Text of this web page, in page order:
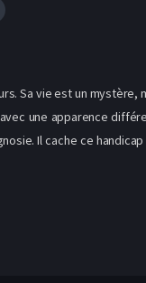
Sa vie est un mystère,
une apparence
Il cache ce